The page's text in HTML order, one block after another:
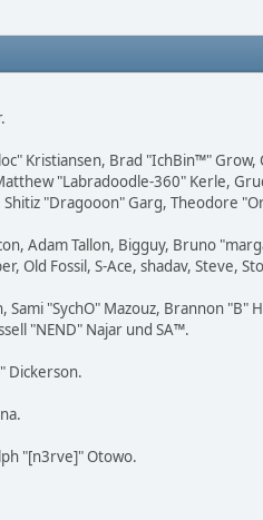
Kristiansen, Brad "IchBin™"
"Labradoodle-360" Kerle,
"Dragooon" Garg, Theodore
Adam Tallon, Bigguy, Bruno
Old Fossil, S-Ace, shadav, Steve,
"SychO" Mazouz, Brannon "B"
"NEND" Najar und SA™.
Dickerson.
"[n3rve]" Otowo.